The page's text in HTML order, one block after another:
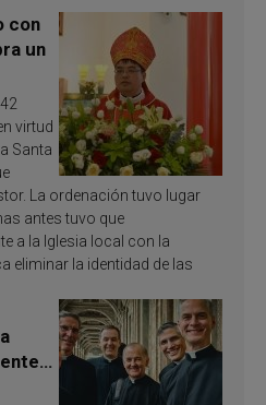
con
un
virtud
Santa
La ordenación tuvo lugar
antes tuvo que
a la Iglesia local con la
eliminar la identidad de las